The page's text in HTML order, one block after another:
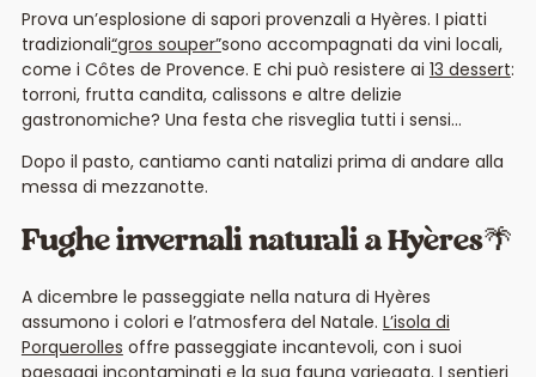
Prova un’esplosione di sapori provenzali a Hyères. I piatti
tradizionali“gros souper”sono accompagnati da vini locali,
come i Côtes de Provence. E chi può resistere ai 13 dessert:
torroni, frutta candita, calissons e altre delizie
gastronomiche? Una festa che risveglia tutti i sensi…
Dopo il pasto, cantiamo canti natalizi prima di andare alla
messa di mezzanotte.
Fughe invernali naturali a Hyères🌴
A dicembre le passeggiate nella natura di Hyères
assumono i colori e l’atmosfera del Natale. L’isola di
Porquerolles offre passeggiate incantevoli, con i suoi
paesaggi incontaminati e la sua fauna variegata. I sentieri